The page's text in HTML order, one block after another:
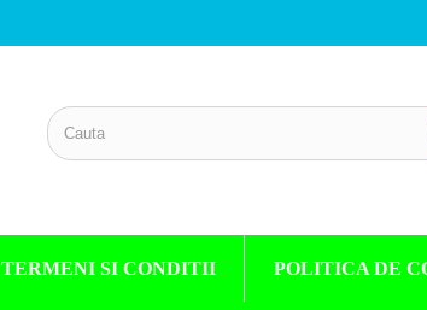
TERMENI SI CONDITII POLITICA DE